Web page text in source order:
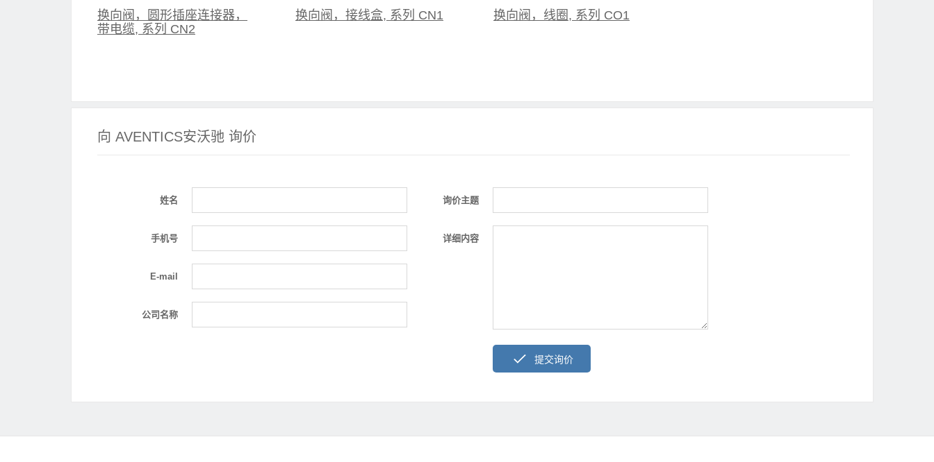
换向阀，圆形插座连接器，
带电缆, 系列 CN2
换向阀，接线盒, 系列 CN1 换向阀，线圈, 系列 CO1
向 AVENTICS安沃驰 询价
姓名
手机号
E-mail
公司名称
询价主题
详细内容